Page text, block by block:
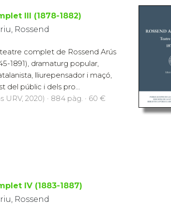
III (1878-1882)
Rossend
complet de Rossend Arús
1891), dramaturg popular,
lliurepensador i maçó,
del públic i dels pro...
URV, 2020) · 884 pàg. · 60 €
IV (1883-1887)
Rossend